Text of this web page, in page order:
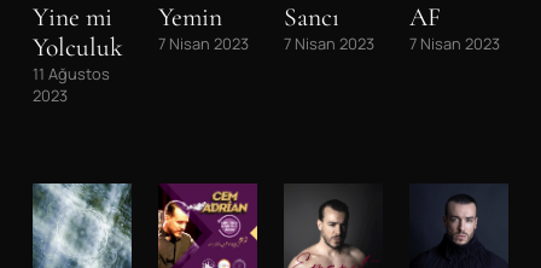
Yine mi
Yolculuk
11 Ağustos
2023
Yemin
7 Nisan 2023
Sancı
7 Nisan 2023
AF
7 Nisan 2023